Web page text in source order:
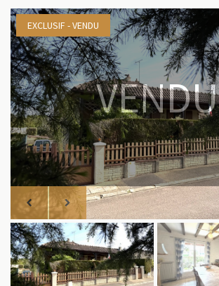
EXCLUSIF - VENDU
VENDU